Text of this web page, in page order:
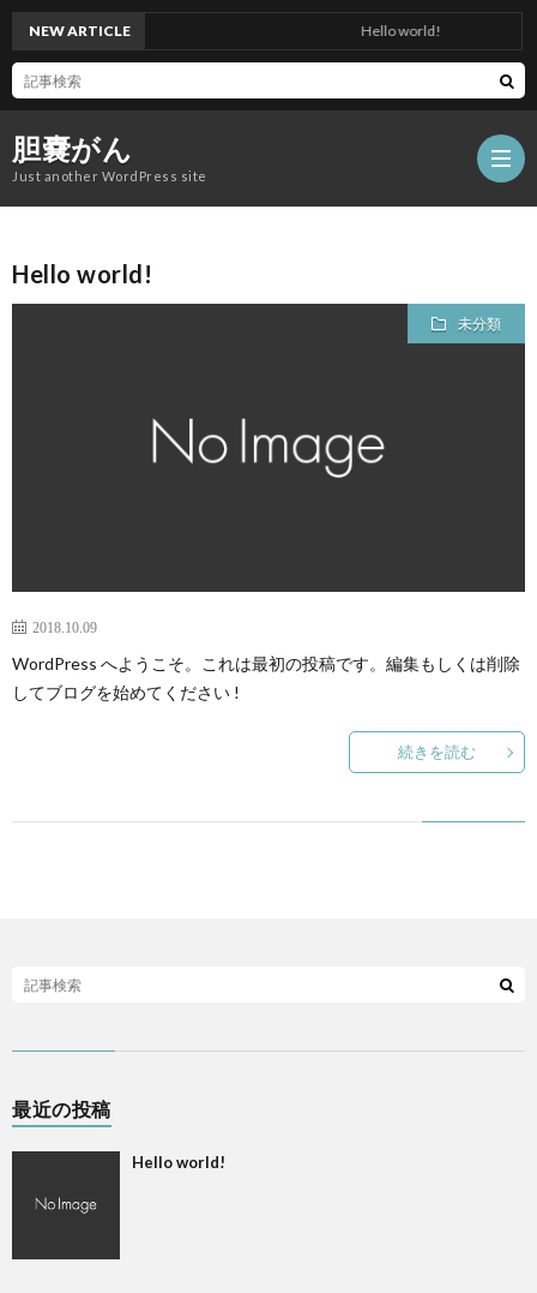
胆嚢がん
Just another WordPress site
ジ
NEW ARTICLE Hello world!
Hello world!
未分類
2018.10.09
WordPress へようこそ。これは最初の投稿です。編集もしくは削除
してブログを始めてください !
続きを読む
最近の投稿
Hello world!